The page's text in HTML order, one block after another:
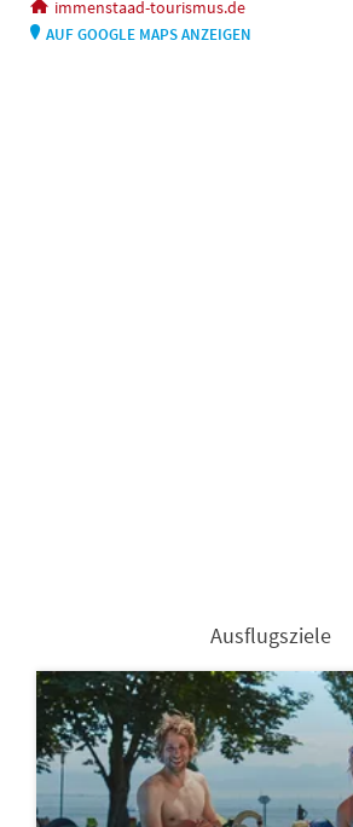
immenstaad-tourismus.de
AUF GOOGLE MAPS ANZEIGEN
Ausflugsziele